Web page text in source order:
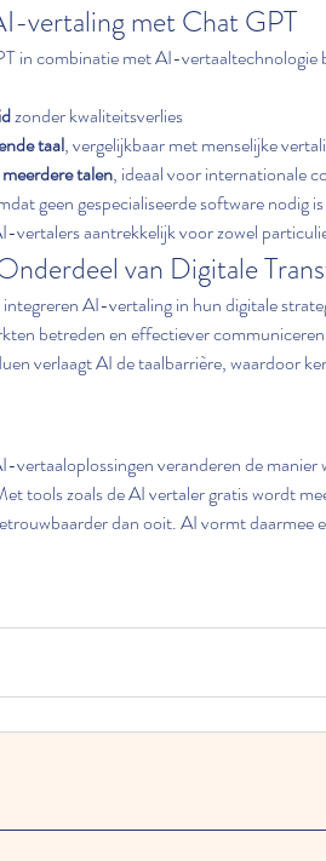
vertaling met Chat GPT
in combinatie met AI-vertaaltechnologie
zonder kwaliteitsverlies
taal, vergelijkbaar met menselijke
talen, ideaal voor internationale
geen gespecialiseerde software nodig is
vertalers aantrekkelijk voor zowel
van Digitale
integreren AI-vertaling in hun digitale
betreden en effectiever
verlaagt AI de taalbarrière, waardoor
vertaaloplossingen veranderen de manier
tools zoals de AI vertaler gratis wordt
dan ooit. AI vormt daarmee